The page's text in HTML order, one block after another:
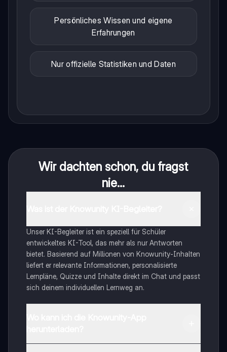
Persönliches Wissen und eigene
Erfahrungen
Nur offizielle Statistiken und Daten
Wir dachten schon, du fragst
nie...
Unser KI-Begleiter ist ein speziell für Schüler
entwickeltes KI-Tool, das mehr als nur Antworten
bietet. Basierend auf Millionen von Knowunity-Inhalten
liefert er relevante Informationen, personalisierte
Lernpläne, Quizze und Inhalte direkt im Chat und passt
sich deinem individuellen Lernweg an.